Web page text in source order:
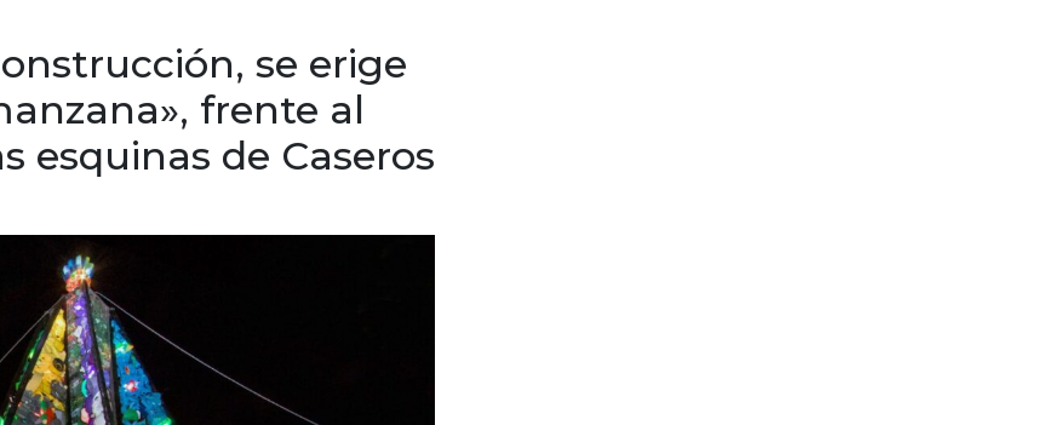
se erige
frente al
esquinas de Caseros